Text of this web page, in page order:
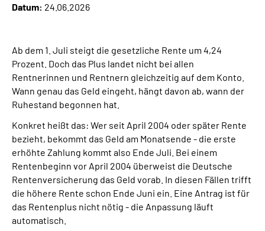
Datum: 24.06.2026
Ab dem 1. Juli steigt die gesetzliche Rente um 4,24
Prozent. Doch das Plus landet nicht bei allen
Rentnerinnen und Rentnern gleichzeitig auf dem Konto.
Wann genau das Geld eingeht, hängt davon ab, wann der
Ruhestand begonnen hat.
Konkret heißt das: Wer seit April 2004 oder später Rente
bezieht, bekommt das Geld am Monatsende - die erste
erhöhte Zahlung kommt also Ende Juli. Bei einem
Rentenbeginn vor April 2004 überweist die Deutsche
Rentenversicherung das Geld vorab. In diesen Fällen trifft
die höhere Rente schon Ende Juni ein. Eine Antrag ist für
das Rentenplus nicht nötig - die Anpassung läuft
automatisch.